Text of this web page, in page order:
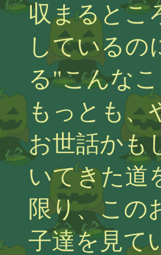
収まるとこ
しているの
る"こんな
もっとも、
お世話かも
いてきた道
限り、この
子達を見て